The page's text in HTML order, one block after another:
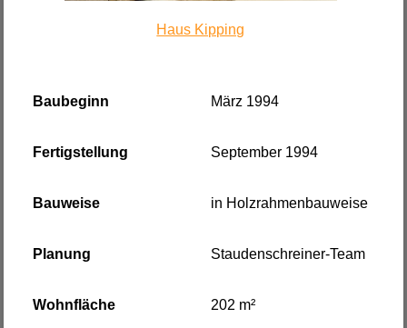
Haus Kipping
Baubeginn März 1994
Fertigstellung September 1994
Bauweise in Holzrahmenbauweise
Planung Staudenschreiner-Team
Wohnfläche 202 m²